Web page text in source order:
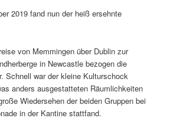
2019 fand nun der heiß ersehnte
von Memmingen über Dublin zur
in Newcastle bezogen die
Schnell war der kleine Kulturschock
anders ausgestatteten Räumlichkeiten
Wiedersehen der beiden Gruppen bei
in der Kantine stattfand.